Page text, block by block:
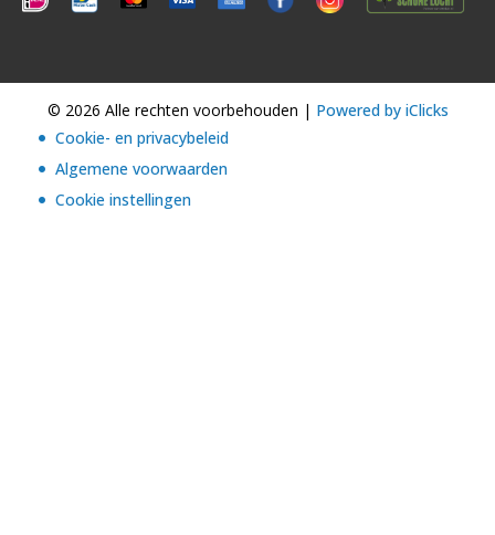
© 2026 Alle rechten voorbehouden | Powered by iClicks
Cookie- en privacybeleid
Algemene voorwaarden
Cookie instellingen